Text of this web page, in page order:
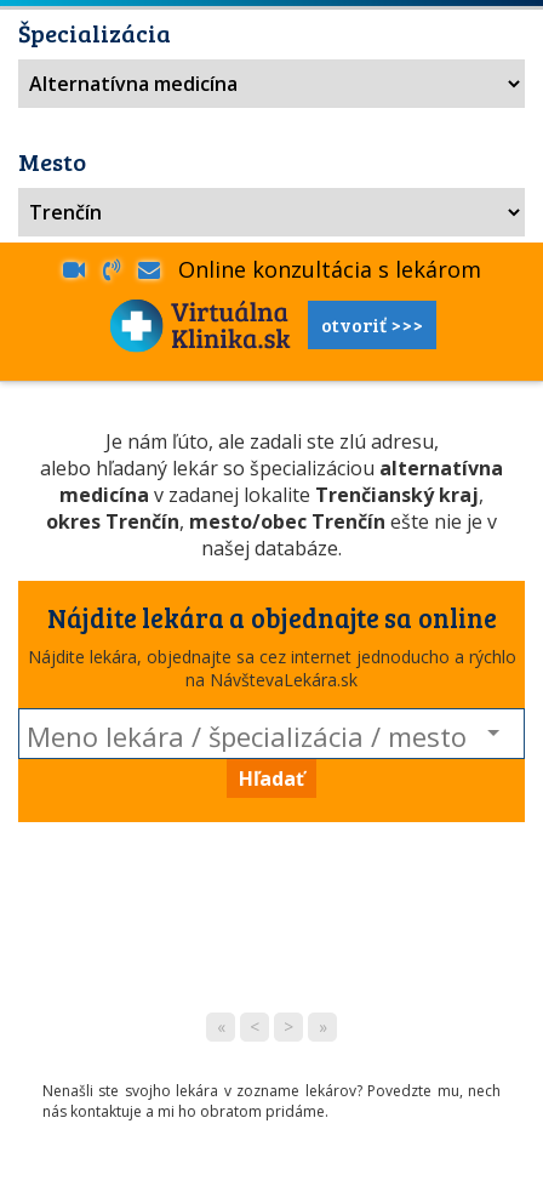
Špecializácia
Mesto
Online konzultácia s lekárom
otvoriť >>>
Je nám ľúto, ale zadali ste zlú adresu,
alebo hľadaný lekár so špecializáciou alternatívna
medicína v zadanej lokalite Trenčianský kraj,
okres Trenčín, mesto/obec Trenčín ešte nie je v
našej databáze.
Nájdite lekára a objednajte sa online
Nájdite lekára, objednajte sa cez internet jednoducho a rýchlo
na NávštevaLekára.sk
Hľadať
« < > »
Nenašli ste svojho lekára v zozname lekárov? Povedzte mu, nech
nás kontaktuje a mi ho obratom pridáme.